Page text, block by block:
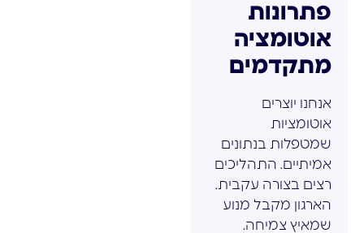
פתרונות
אוטומציה
מתקדמים
אנחנו יוצרים
אוטומציות
שמטפלות בנתונים
אמיתיים. התהליכים
רצים בצורה עקבית.
הארגון מקבל מנוע
שמאיץ צמיחה.